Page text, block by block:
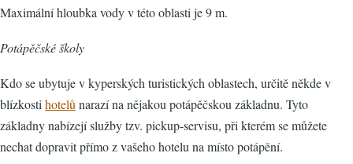
Maximální hloubka vody v této oblasti je 9 m.
Potápěčské školy
Kdo se ubytuje v kyperských turistických oblastech, určitě někde v
blízkosti hotelů narazí na nějakou potápěčskou základnu. Tyto
základny nabízejí služby tzv. pickup-servisu, při kterém se můžete
nechat dopravit přímo z vašeho hotelu na místo potápění.